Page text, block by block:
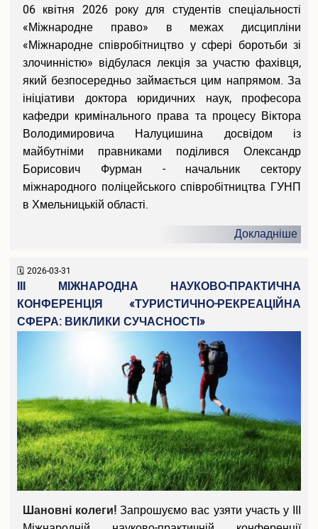
06 квітня 2026 року для студентів спеціальності
«Міжнародне право» в межах дисципліни
«Міжнародне співробітництво у сфері боротьби зі
злочинністю» відбулася лекція за участю фахівця,
який безпосередньо займається цим напрямом. За
ініціативи доктора юридичних наук, професора
кафедри кримінального права та процесу Віктора
Володимировича Налуцишина досвідом із
майбутніми правниками поділився Олександр
Борисович Фурман - начальник сектору
міжнародного поліцейського співробітництва ГУНП
в Хмельницькій області.
Докладніше
2026-03-31
ІІІ МІЖНАРОДНА НАУКОВО-ПРАКТИЧНА
КОНФЕРЕНЦІЯ «ТУРИСТИЧНО-РЕКРЕАЦІЙНА
СФЕРА: ВИКЛИКИ СУЧАСНОСТІ»
Шановні колеги!Запрошуємо вас узяти участь у ІІІ